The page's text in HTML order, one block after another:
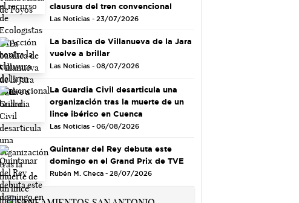
clausura del tren convencional
Las Noticias - 23/07/2026
La basílica de Villanueva de la Jara
vuelve a brillar
Las Noticias - 08/07/2026
La Guardia Civil desarticula una
organización tras la muerte de un
lince ibérico en Cuenca
Las Noticias - 06/08/2026
Quintanar del Rey debuta este
domingo en el Grand Prix de TVE
Rubén M. Checa - 28/07/2026